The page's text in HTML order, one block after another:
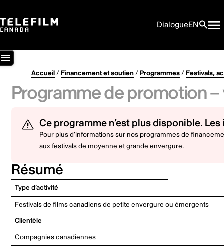
DialogueEN
Accueil/Financement et soutien/Programmes/Festivals,
Programme de promotion
Ce programme n’est plus disponible.
Pour plus d’informations sur nos programmes de
aux festivals de moyenne et grande envergure.
Résumé
Type d’activité
Festivals de films canadiens de petite envergure ou émergents
Clientèle
Compagnies canadiennes